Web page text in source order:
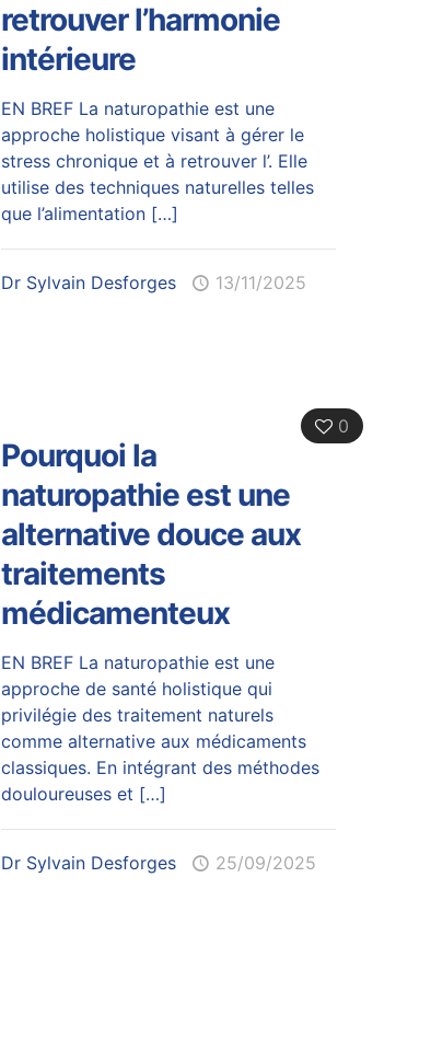
retrouver l’harmonie
intérieure
EN BREF La naturopathie est une
approche holistique visant à gérer le
stress chronique et à retrouver l’. Elle
utilise des techniques naturelles telles
que l’alimentation[…]
Dr Sylvain Desforges 13/11/2025
0
Pourquoi la
naturopathie est une
alternative douce aux
traitements
médicamenteux
EN BREF La naturopathie est une
approche de santé holistique qui
privilégie des traitement naturels
comme alternative aux médicaments
classiques. En intégrant des méthodes
douloureuses et […]
Dr Sylvain Desforges 25/09/2025